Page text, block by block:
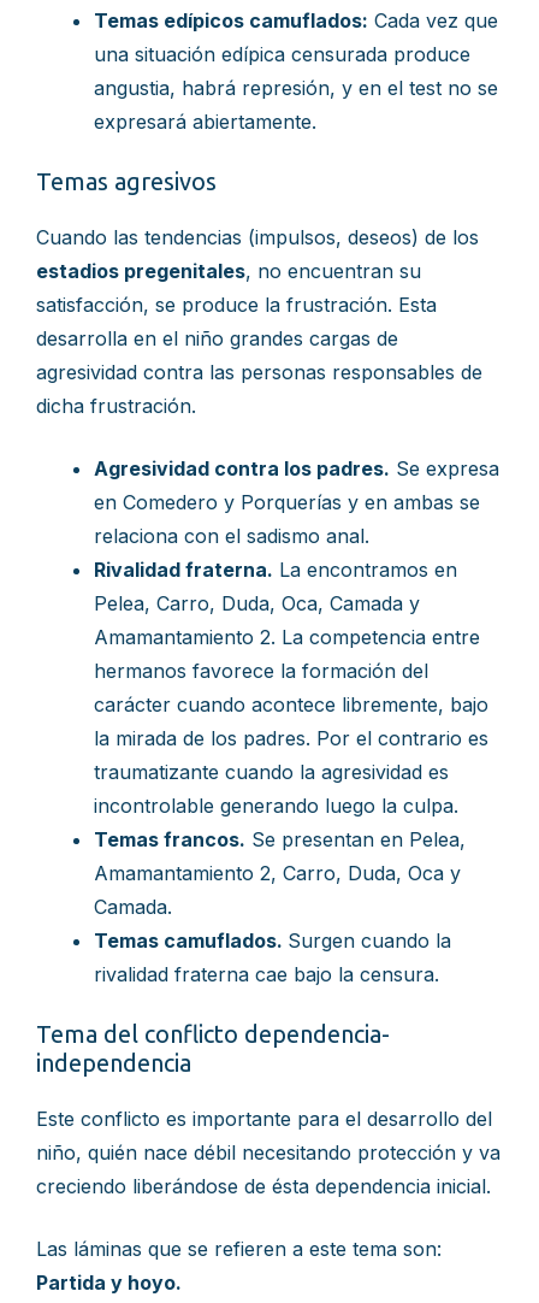
Temas edípicos camuflados: Cada vez que
una situación edípica censurada produce
angustia, habrá represión, y en el test no se
expresará abiertamente.
Temas agresivos
Cuando las tendencias (impulsos, deseos) de los
estadios pregenitales, no encuentran su
satisfacción, se produce la frustración. Esta
desarrolla en el niño grandes cargas de
agresividad contra las personas responsables de
dicha frustración.
Agresividad contra los padres. Se expresa
en Comedero y Porquerías y en ambas se
relaciona con el sadismo anal.
Rivalidad fraterna. La encontramos en
Pelea, Carro, Duda, Oca, Camada y
Amamantamiento 2. La competencia entre
hermanos favorece la formación del
carácter cuando acontece libremente, bajo
la mirada de los padres. Por el contrario es
traumatizante cuando la agresividad es
incontrolable generando luego la culpa.
Temas francos. Se presentan en Pelea,
Amamantamiento 2, Carro, Duda, Oca y
Camada.
Temas camuflados. Surgen cuando la
rivalidad fraterna cae bajo la censura.
Tema del conflicto dependencia-
independencia
Este conflicto es importante para el desarrollo del
niño, quién nace débil necesitando protección y va
creciendo liberándose de ésta dependencia inicial.
Las láminas que se refieren a este tema son:
Partida y hoyo.